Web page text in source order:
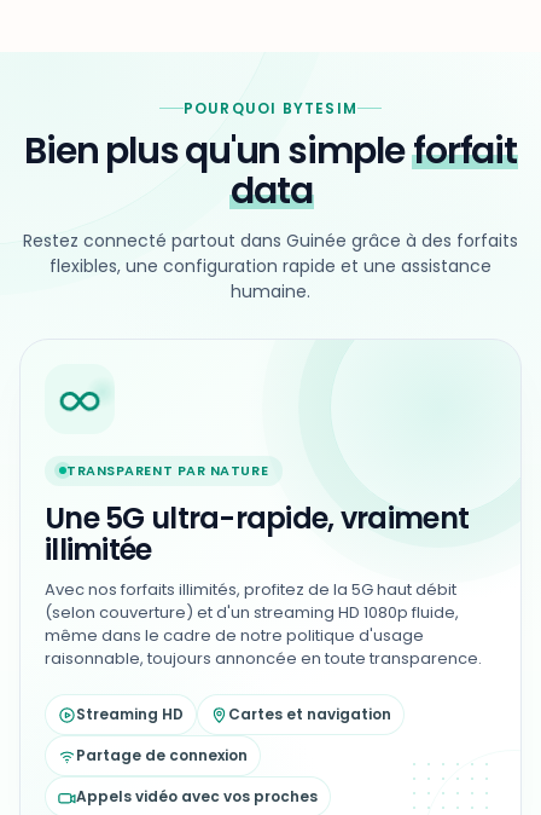
POURQUOI BYTESIM
Bien plus qu'un simpleforfait
data
Restez connecté partout dans Guinée grâce à des forfaits
flexibles, une configuration rapide et une assistance
humaine.
TRANSPARENT PAR NATURE
Une 5G ultra-rapide, vraiment
illimitée
Avec nos forfaits illimités, profitez de la 5G haut débit
(selon couverture) et d'un streaming HD 1080p fluide,
même dans le cadre de notre politique d'usage
raisonnable, toujours annoncée en toute transparence.
Streaming HD
Cartes et navigation
Partage de connexion
Appels vidéo avec vos proches